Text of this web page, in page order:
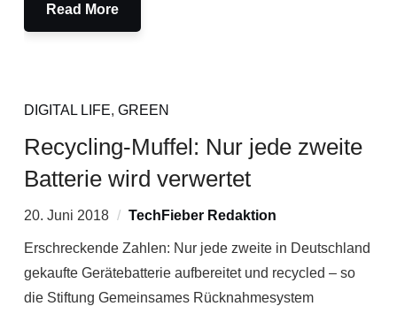
Read More
DIGITAL LIFE, GREEN
Recycling-Muffel: Nur jede zweite
Batterie wird verwertet
20. Juni 2018 TechFieber Redaktion
Erschreckende Zahlen: Nur jede zweite in Deutschland
gekaufte Gerätebatterie aufbereitet und recycled – so
die Stiftung Gemeinsames Rücknahmesystem